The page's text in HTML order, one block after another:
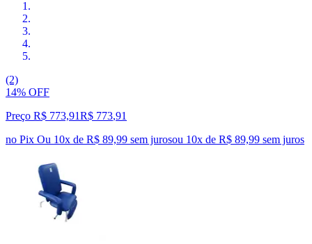
(2)
14% OFF
Preço R$ 773,91R$ 773,91
no Pix Ou 10x de R$ 89,99 sem jurosou 10x de R$ 89,99 sem juros